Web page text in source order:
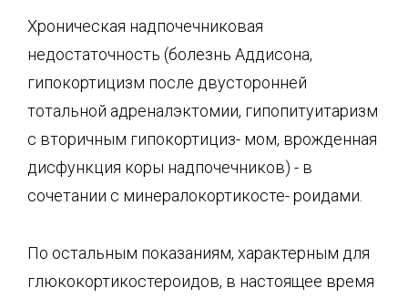
Хроническая надпочечниковая
недостаточность (болезнь Аддисона,
гипокортицизм после двусторонней
тотальной адреналэктомии, гипопитуитаризм
с вторичным гипокортициз- мом, врожденная
дисфункция коры надпочечников) - в
сочетании с минералокортикосте- роидами.
По остальным показаниям, характерным для
глюкокортикостероидов, в настоящее время